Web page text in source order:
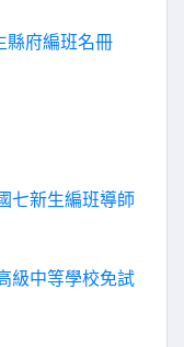
縣府編班名冊
七新生編班導師
級中等學校免試